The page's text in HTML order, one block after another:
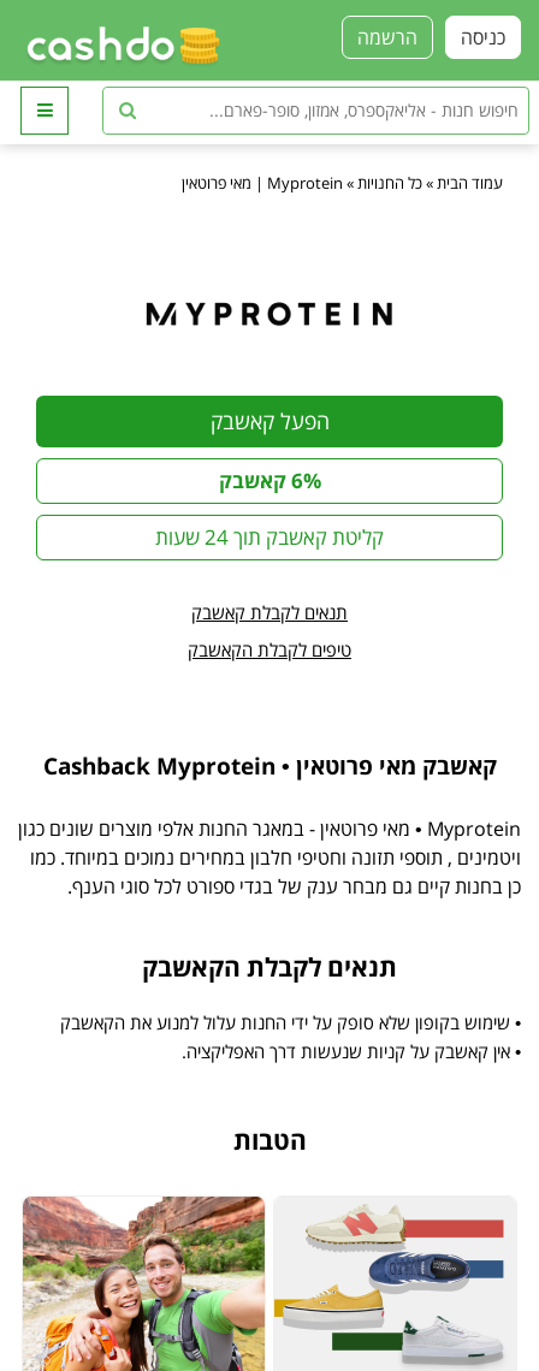
הרשמה כניסה
עמוד הבית »כל החנויות » Myprotein | מאי פרוטאין
הפעל קאשבק
6% קאשבק
קליטת קאשבק תוך 24 שעות
תנאים לקבלת קאשבק
טיפים לקבלת הקאשבק
קאשבק מאי פרוטאין • Cashback Myprotein
Myprotein • מאי פרוטאין - במאגר החנות אלפי מוצרים שונים כגון
ויטמינים , תוספי תזונה וחטיפי חלבון במחירים נמוכים במיוחד. כמו
כן בחנות קיים גם מבחר ענק של בגדי ספורט לכל סוגי הענף.
תנאים לקבלת הקאשבק
• שימוש בקופון שלא סופק על ידי החנות עלול למנוע את הקאשבק
• אין קאשבק על קניות שנעשות דרך האפליקציה.
הטבות